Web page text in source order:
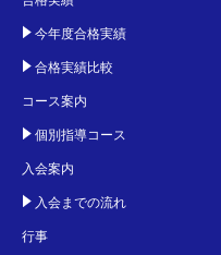
今年度合格実績
合格実績比較
コース案内
個別指導コース
入会案内
入会までの流れ
行事